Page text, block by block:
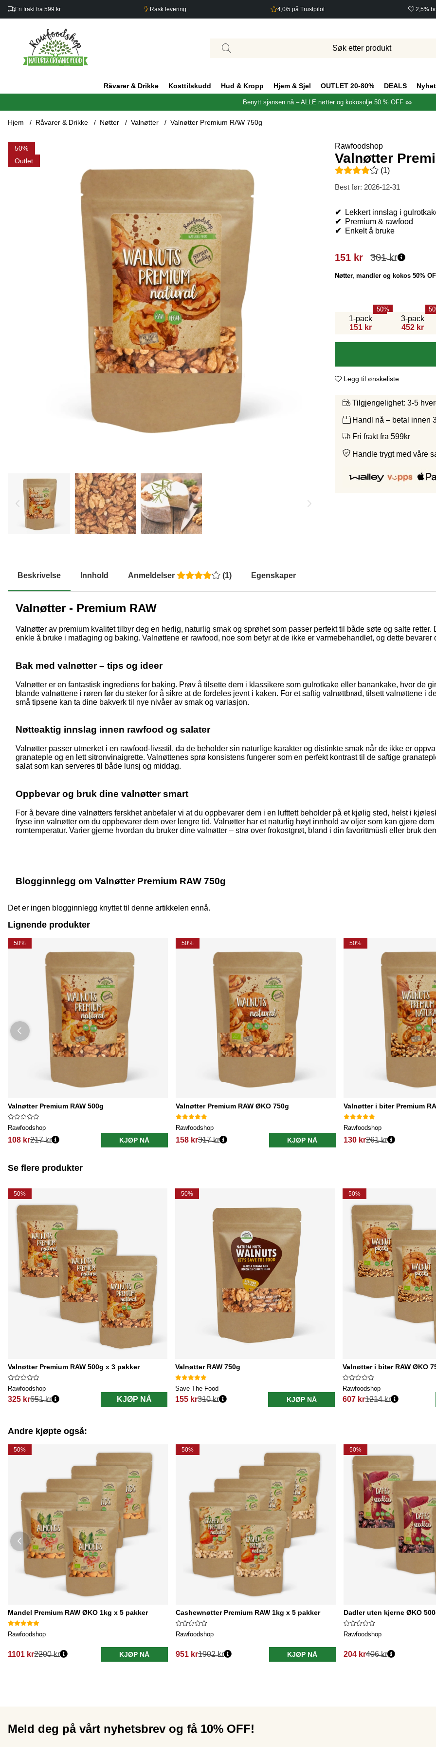
Fri frakt fra 599 kr Rask levering 4,0/5 på Trustpilot 2,5%
Råvarer & Drikke Kosttilskudd Hud & Kropp Hjem & Sjel OUTLET 20-80% DEALS
Benytt sjansen nå – ALLE nøtter og kokosolje 50 % OFF 🥜
Hjem Råvarer & Drikke Nøtter Valnøtter Valnøtter Premium RAW 750g
50
Outlet
Produktbilder Valnøtter Premium RAW 750g Rawfoodshop
Valnøtter
Gjennomsnittlig rangering 4
(1)
Best før: 2026-12-31
✔
Lekkert innslag i
✔
Premium & rawfood
✔
Enkelt å bruke
301kr
151 kr
Nøtter, mandler og kokos 50%
1-pack
151 kr
50
3-pack
452 kr
50
Legg til ønskeliste
Tilgjengelighet: 3-5
Handl nå – betal innen
Fri frakt fra 599kr
Handle trygt med våre
Beskrivelse Innhold Anmeldelser (1) Egenskaper
Valnøtter - Premium RAW
Valnøtter av premium kvalitet tilbyr deg en herlig, naturlig smak og sprøhet som passer perfekt til både søte og salte
enkle å bruke i matlaging og baking. Valnøttene er rawfood, noe som betyr at de ikke er varmebehandlet, og dette bevarer
Bak med valnøtter – tips og ideer
Valnøtter er en fantastisk ingrediens for baking. Prøv å tilsette dem i klassikere som gulrotkake eller banankake, hvor de
blande valnøttene i røren før du steker for å sikre at de fordeles jevnt i kaken. For et saftig valnøttbrød, tilsett valnøttene i
små tipsene kan ta dine bakverk til nye nivåer av smak og variasjon.
Nøtteaktig innslag innen rawfood og salater
Valnøtter passer utmerket i en rawfood-livsstil, da de beholder sin naturlige karakter og distinkte smak når de ikke er
granateple og en lett sitronvinaigrette. Valnøttenes sprø konsistens fungerer som en perfekt kontrast til de saftige
salat som kan serveres til både lunsj og middag.
Oppbevar og bruk dine valnøtter smart
For å bevare dine valnøtters ferskhet anbefaler vi at du oppbevarer dem i en lufttett beholder på et kjølig sted, helst i
fryse inn valnøtter om du oppbevarer dem over lengre tid. Valnøtter har et naturlig høyt innhold av oljer som kan gjøre
romtemperatur. Varier gjerne hvordan du bruker dine valnøtter – strø over frokostgrøt, bland i din favorittmüsli eller bruk
Blogginnlegg om Valnøtter Premium RAW 750g
Det er ingen blogginnlegg knyttet til denne artikkelen ennå.
Lignende produkter
50%
Valnøtter Premium RAW 500g
Rawfoodshop
108 kr217 kr KJØP NÅ
50%
Valnøtter Premium RAW ØKO 750g
Rawfoodshop
158 kr317 kr KJØP NÅ
50%
Valnøtter i biter Premium
Rawfoodshop
130 kr261 kr
Se flere produkter
50%
Valnøtter Premium RAW 500g x 3 pakker
Rawfoodshop
325 kr
Vanlig pris:
651 kr KJØP NÅ
50%
Valnøtter RAW 750g
Save The Food
155 kr
Vanlig pris:
310 kr KJØP NÅ
50%
Valnøtter i biter RAW ØKO
Rawfoodshop
607 kr
Vanlig pris:
1214 kr
Andre kjøpte også:
50%
Mandel Premium RAW ØKO 1kg x 5 pakker
Rawfoodshop
1101 kr2200 kr KJØP NÅ
50%
Cashewnøtter Premium RAW 1kg x 5 pakker
Rawfoodshop
951 kr1902 kr KJØP NÅ
50%
Dadler uten kjerne ØKO
Rawfoodshop
204 kr406 kr
Meld deg på vårt nyhetsbrev og få 10% OFF!